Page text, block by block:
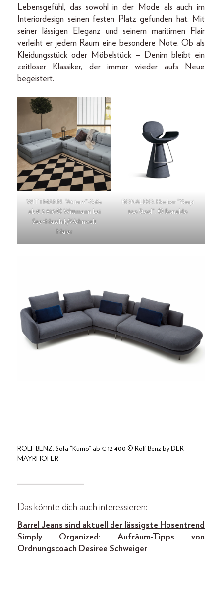
Lebensgefühl, das sowohl in der Mode als auch im
Interiordesign seinen festen Platz gefunden hat. Mit
seiner lässigen Eleganz und seinem maritimen Flair
verleiht er jedem Raum eine besondere Note. Ob als
Kleidungsstück oder Möbelstück – Denim bleibt ein
zeitloser Klassiker, der immer wieder aufs Neue
begeistert.
WITTMANN. “Atrium”-Sofa
ab € 3.810 © Wittmann bei
See+Maschik/Wohnwelt
Maier
BONALDO. Hocker “Youpi
too Stool”. © Bonaldo
ROLF BENZ. Sofa “Kumo” ab € 12.400 © Rolf Benz by DER
MAYRHOFER
_______________
Das könnte dich auch interessieren:
Barrel Jeans sind aktuell der lässigste Hosentrend
Simply Organized: Aufräum-Tipps von
Ordnungscoach Desiree Schweiger